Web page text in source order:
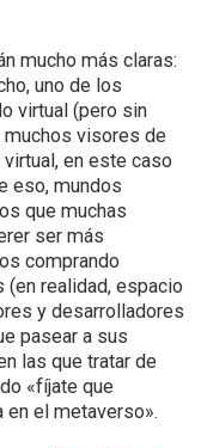
mucho más claras:
uno de los
virtual (pero sin
muchos visores de
virtual, en este caso
eso, mundos
que muchas
ser más
comprando
(en realidad, espacio
y desarrolladores
pasear a sus
las que tratar de
«fíjate que
el metaverso».